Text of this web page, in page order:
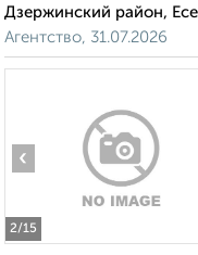
Дзержинский район,
Агентство, 31.07.2026
2/15
‹